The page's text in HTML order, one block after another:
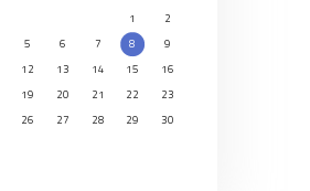
1
2
5 6 7 8
9
12 13 14 15
16
19 20 21 22
23
26 27 28 29
30